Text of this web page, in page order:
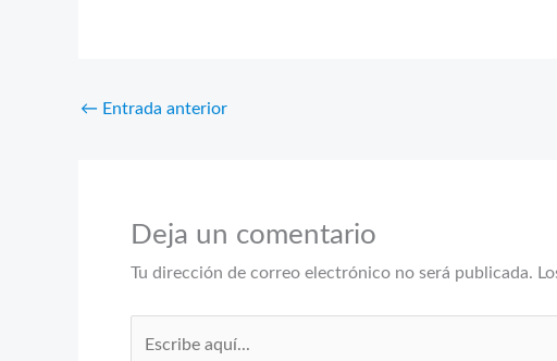
← Entrada anterior
Deja un comentario
Tu dirección de correo electrónico no será publicada.